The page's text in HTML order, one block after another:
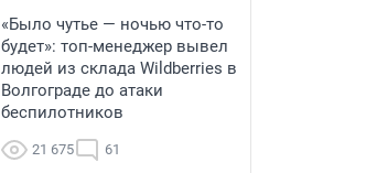
«Было чутье — ночью что-то
будет»: топ-менеджер вывел
людей из склада Wildberries в
Волгограде до атаки
беспилотников
21 675 61